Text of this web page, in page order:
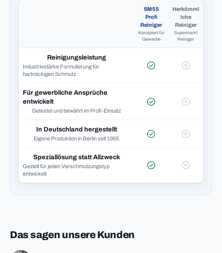
SM55
Profi
Reiniger
Konzipiert für
Gewerbe
Herkömml
iche
Reiniger
Supermarkt
Reiniger
Reinigungsleistung
Industriestärke Formulierung für
hartnäckigen Schmutz
Für gewerbliche Ansprüche
entwickelt
Getestet und bewährt im Profi-Einsatz
In Deutschland hergestellt
Eigene Produktion in Berlin seit 1955
Speziallösung statt Allzweck
Gezielt für jeden Verschmutzungstyp
entwickelt
Das sagen unsere Kunden